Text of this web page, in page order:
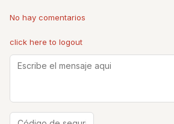
No hay comentarios
click here to logout